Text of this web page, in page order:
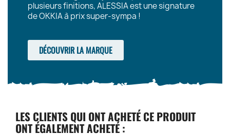
plusieurs finitions, ALESSIA est une signature
de OKKIA à prix super-sympa !
DÉCOUVRIR LA MARQUE
LES CLIENTS QUI ONT ACHETÉ CE PRODUIT
ONT ÉGALEMENT ACHETÉ :